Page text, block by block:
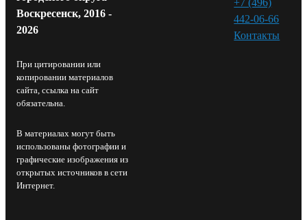
Воскресенск, 2016 -
2026
При цитировании или
копировании материалов
сайта, ссылка на сайт
обязательна.
В материалах могут быть
использованы фотографии и
графические изображения из
открытых источников в сети
Интернет.
442-06-66
Контакты⁠